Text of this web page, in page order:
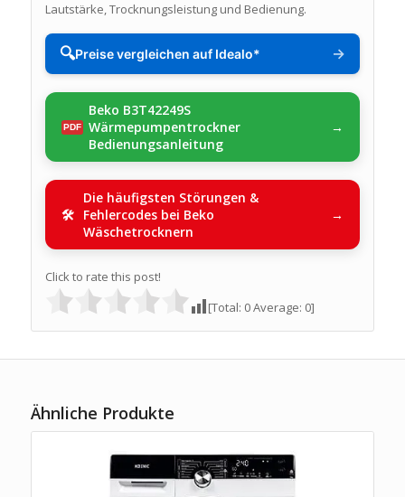
Lautstärke, Trocknungsleistung und Bedienung.
🔍Preise vergleichen auf Idealo* →
Beko B3T42249S
Wärmepumpentrockner
Bedienungsanleitung
Die häufigsten Störungen &
Fehlercodes bei Beko
Wäschetrocknern
Click to rate this post!
[Total: 0Average: 0]
Ähnliche Produkte